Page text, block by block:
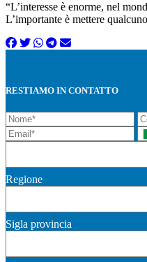
“L’interesse è enorme, nel
L’importante è mettere
RESTIAMO IN CONTATTO
Regione
Sigla provincia